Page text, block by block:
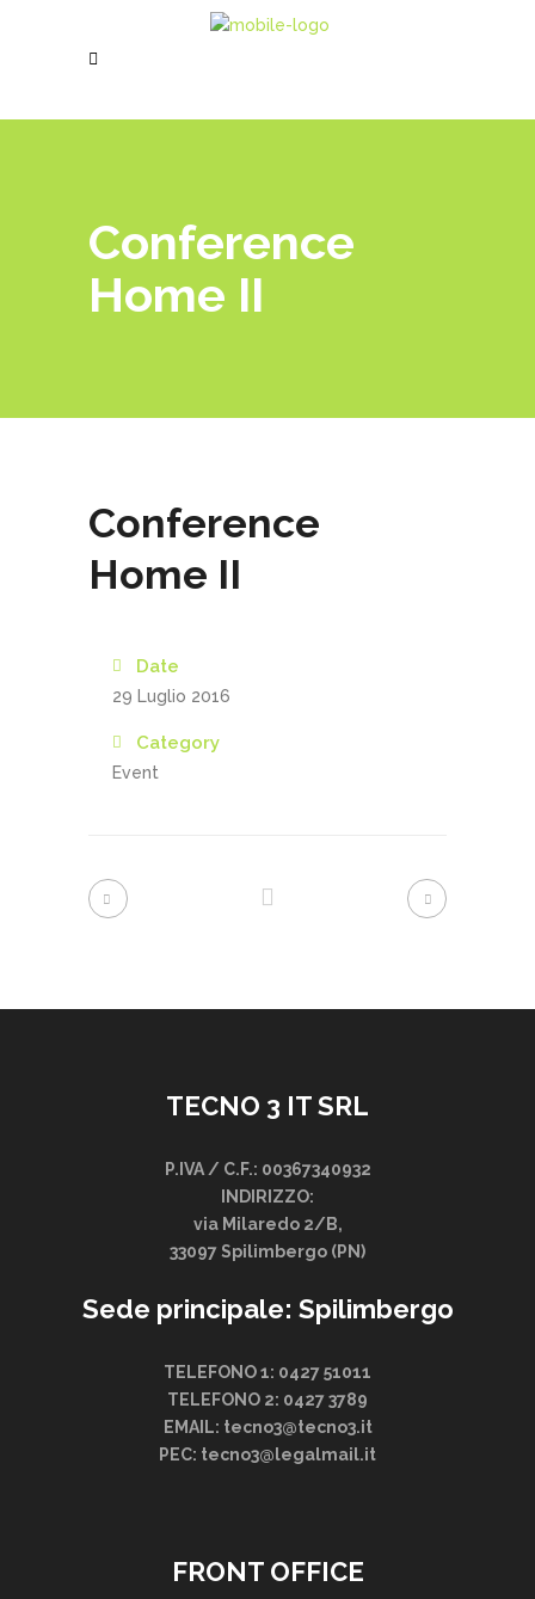
Conference
Home II
Conference
Home II
Date
29 Luglio 2016
Category
Event
TECNO 3 IT SRL
P.IVA / C.F.: 00367340932
INDIRIZZO:
via Milaredo 2/B,
33097 Spilimbergo (PN)
Sede principale: Spilimbergo
TELEFONO 1: 0427 51011
TELEFONO 2: 0427 3789
EMAIL: tecno3@tecno3.it
PEC: tecno3@legalmail.it
FRONT OFFICE